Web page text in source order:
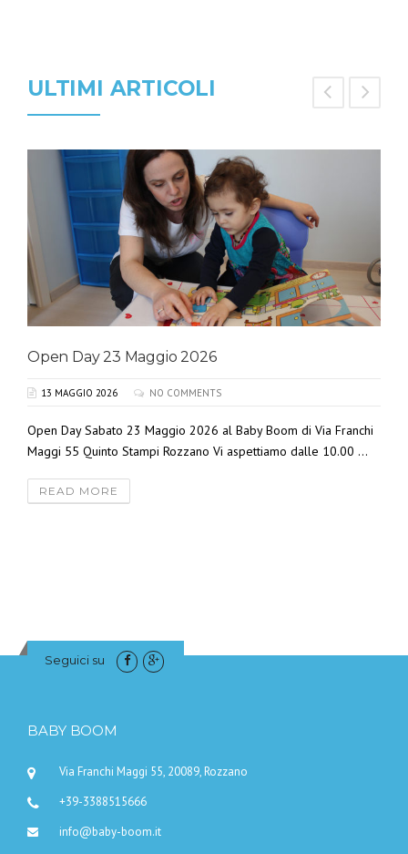
ULTIMI ARTICOLI
Open Day 23 Maggio 2026
13 MAGGIO 2026 NO COMMENTS
Open Day Sabato 23 Maggio 2026 al Baby Boom di Via Franchi
Maggi 55 Quinto Stampi Rozzano Vi aspettiamo dalle 10.00 ...
READ MORE
Seguici su
BABY BOOM
Via Franchi Maggi 55, 20089, Rozzano
+39-3388515666
info@baby-boom.it